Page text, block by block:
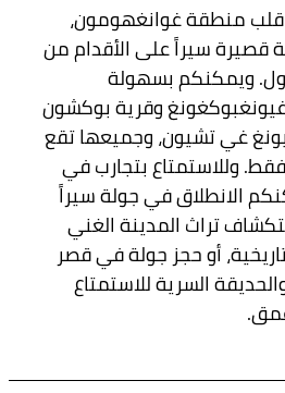
منطقة غوانغهومون،
سيراً على الأقدام من
ويمكنكم بسهولة
وقرية بوكشون
غي تشيون، وجميعها تقع
وللاستمتاع بتجارب في
الانطلاق في جولة سيراً
تراث المدينة الغني
أو حجز جولة في قصر
السرية للاستمتاع